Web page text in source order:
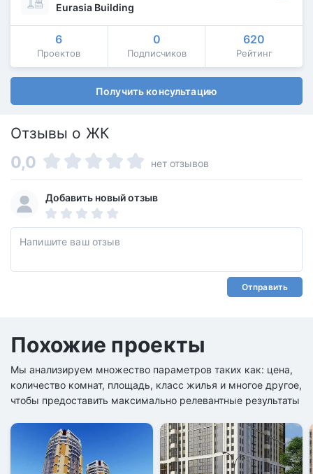
Eurasia Building
6
Проектов
0
Подписчиков
620
Рейтинг
Получить консультацию
Отзывы о ЖК
0,0 нет отзывов
Добавить новый отзыв
Отправить
Похожие проекты
Мы анализируем множество параметров таких как: цена,
количество комнат, площадь, класс жилья и многое другое,
чтобы предоставить максимально релевантные результаты